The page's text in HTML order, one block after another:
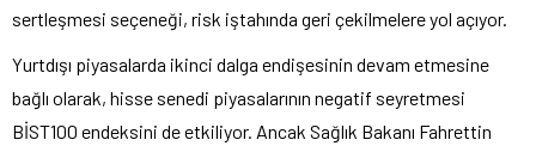
sertleşmesi seçeneği, risk iştahında geri çekilmelere yol açıyor.
Yurtdışı piyasalarda ikinci dalga endişesinin devam etmesine
bağlı olarak, hisse senedi piyasalarının negatif seyretmesi
BİST100 endeksini de etkiliyor. Ancak Sağlık Bakanı Fahrettin